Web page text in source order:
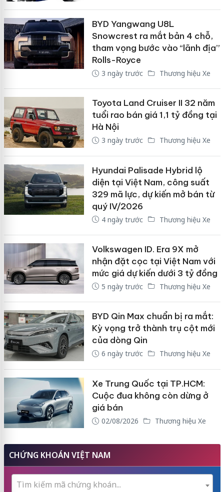
BYD Yangwang U8L
Snowcrest ra mắt bản 4 chỗ,
tham vọng bước vào “lãnh địa”
Rolls-Royce
3 ngày trước Thương hiệu Xe
Toyota Land Cruiser II 32 năm
tuổi rao bán giá 1,1 tỷ đồng tại
Hà Nội
3 ngày trước Thương hiệu Xe
Hyundai Palisade Hybrid lộ
diện tại Việt Nam, công suất
329 mã lực, dự kiến mở bán từ
quý IV/2026
4 ngày trước Thương hiệu Xe
Volkswagen ID. Era 9X mở
nhận đặt cọc tại Việt Nam với
mức giá dự kiến dưới 3 tỷ đồng
5 ngày trước Thương hiệu Xe
BYD Qin Max chuẩn bị ra mắt:
Kỳ vọng trở thành trụ cột mới
của dòng Qin
6 ngày trước Thương hiệu Xe
Xe Trung Quốc tại TP.HCM:
Cuộc đua không còn dừng ở
giá bán
02/08/2026 Thương hiệu Xe
CHỨNG KHOÁN VIỆT NAM
Tìm kiếm mã chứng khoán...